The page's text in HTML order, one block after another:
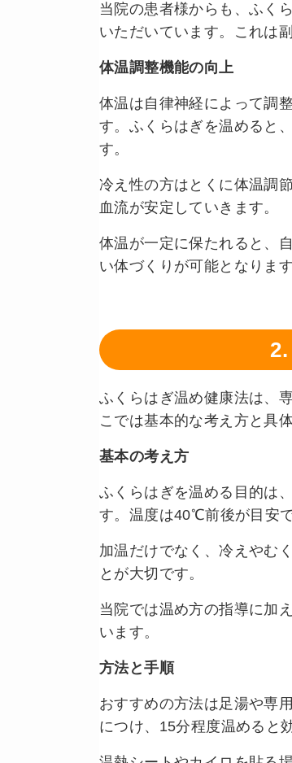
当院の患者様からも、ふく
いただいています。これは
体温調整機能の向上
体温は自律神経によって調
す。ふくらはぎを温めると
す。
冷え性の方はとくに体温調
血流が安定していきます。
体温が一定に保たれると、
い体づくりが可能となります
ふくらはぎ温め健康法は、
こでは基本的な考え方と具
基本の考え方
ふくらはぎを温める目的は
す。温度は40℃前後が目安
加温だけでなく、冷えやむ
とが大切です。
当院では温め方の指導に加
います。
方法と手順
おすすめの方法は足湯や専
につけ、15分程度温めると